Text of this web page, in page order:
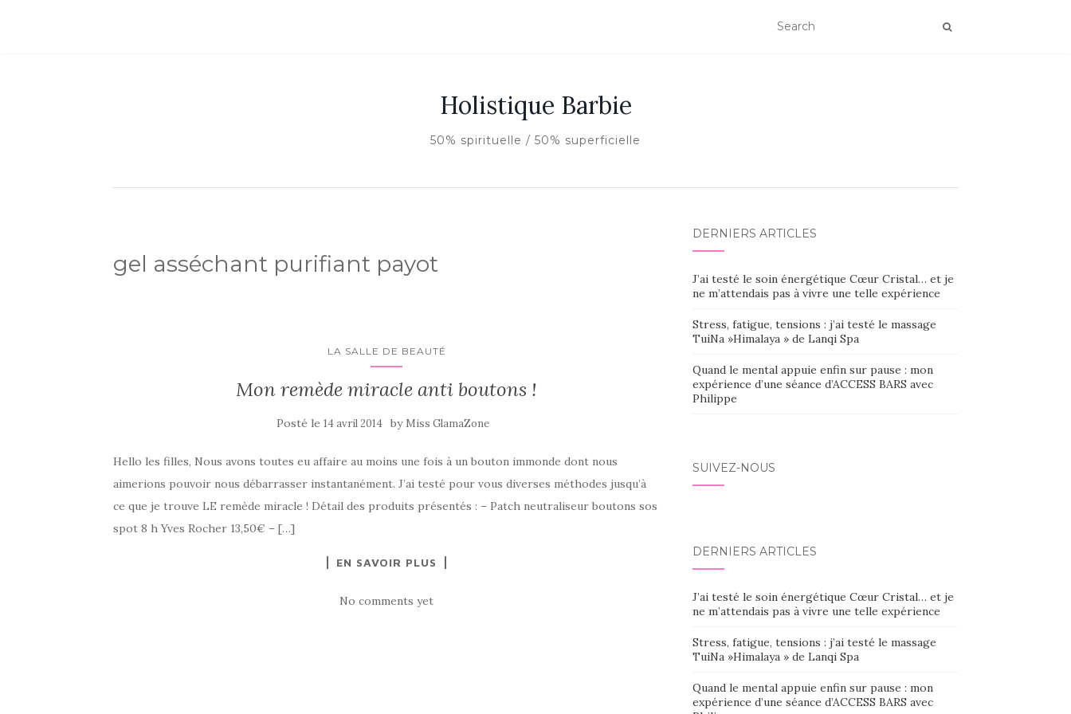
Holistique Barbie
50% spirituelle / 50% superficielle
gel asséchant purifiant payot
LA SALLE DE BEAUTÉ
Mon remède miracle anti boutons !
Posté le 14 avril 2014 by Miss GlamaZone
Hello les filles, Nous avons toutes eu affaire au moins une fois à un bouton immonde dont nous
aimerions pouvoir nous débarrasser instantanément. J’ai testé pour vous diverses méthodes jusqu’à
ce que je trouve LE remède miracle ! Détail des produits présentés : – Patch neutraliseur boutons sos
spot 8 h Yves Rocher 13,50€ – […]
EN SAVOIR PLUS
No comments yet
DERNIERS ARTICLES
J’ai testé le soin énergétique Cœur Cristal… et je
ne m’attendais pas à vivre une telle expérience
Stress, fatigue, tensions : j’ai testé le massage
TuiNa »Himalaya » de Lanqi Spa
Quand le mental appuie enfin sur pause : mon
expérience d’une séance d’ACCESS BARS avec
Philippe
SUIVEZ-NOUS
DERNIERS ARTICLES
J’ai testé le soin énergétique Cœur Cristal… et je
ne m’attendais pas à vivre une telle expérience
Stress, fatigue, tensions : j’ai testé le massage
TuiNa »Himalaya » de Lanqi Spa
Quand le mental appuie enfin sur pause : mon
expérience d’une séance d’ACCESS BARS avec